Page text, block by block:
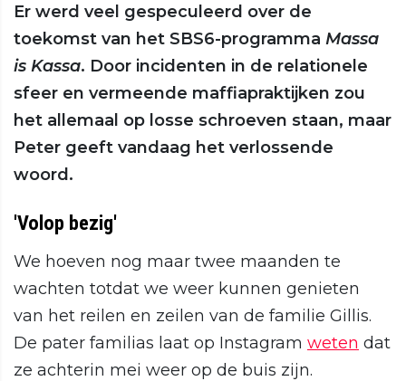
Er werd veel gespeculeerd over de
toekomst van het SBS6-programma Massa
is Kassa. Door incidenten in de relationele
sfeer en vermeende maffiapraktijken zou
het allemaal op losse schroeven staan, maar
Peter geeft vandaag het verlossende
woord.
'Volop bezig'
We hoeven nog maar twee maanden te
wachten totdat we weer kunnen genieten
van het reilen en zeilen van de familie Gillis.
De pater familias laat op Instagram weten dat
ze achterin mei weer op de buis zijn.